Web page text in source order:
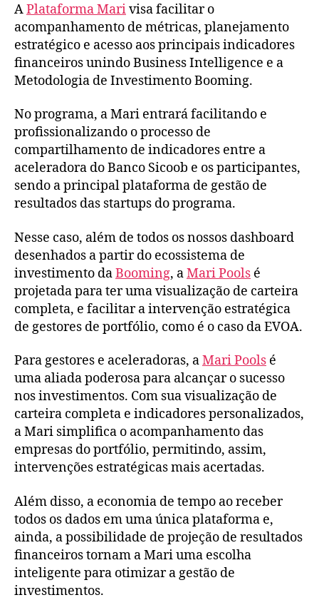
APlataforma Marivisa facilitar o
acompanhamento de métricas, planejamento
estratégico e acesso aos principais indicadores
financeiros unindo Business Intelligence e a
Metodologia de Investimento Booming.
No programa, a Mari entrará facilitando e
profissionalizando o processo de
compartilhamento de indicadores entre a
aceleradora do Banco Sicoob e os participantes,
sendo a principal plataforma de gestão de
resultados das startups do programa.
Nesse caso, além de todos os nossos dashboard
desenhados a partir do ecossistema de
investimento daBooming, aMari Pools é
projetada para ter uma visualização de carteira
completa, e facilitar a intervenção estratégica
de gestores de portfólio, como é o caso da EVOA.
Para gestores e aceleradoras, aMari Pools é
uma aliada poderosa para alcançar o sucesso
nos investimentos. Com sua visualização de
carteira completa e indicadores personalizados,
a Mari simplifica o acompanhamento das
empresas do portfólio, permitindo, assim,
intervenções estratégicas mais acertadas.
Além disso, a economia de tempo ao receber
todos os dados em uma única plataforma e,
ainda, a possibilidade de projeção de resultados
financeiros tornam a Mari uma escolha
inteligente para otimizar a gestão de
investimentos.